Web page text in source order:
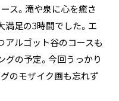
ス。滝や泉に心を癒さ
満足の3時間でした。エ
アルゴット谷のコースも
グの予定。今回うっかり
のモザイク画も忘れず